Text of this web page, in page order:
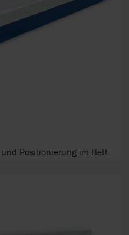
Positionierung im Bett.